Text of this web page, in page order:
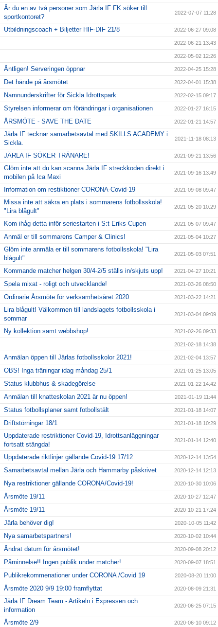
Är du en av två personer som Järla IF FK söker till
sportkontoret?
2022-07-07 11:28
Utbildningscoach + Biljetter HIF-DIF 21/8 2022-06-27 09:08
2022-06-21 13:43
2022-05-02 12:26
Äntligen! Serveringen öppnar 2022-04-25 15:28
Det hände på årsmötet 2022-04-01 15:38
Namnunderskrifter för Sickla Idrottspark 2022-02-15 09:17
Styrelsen informerar om förändringar i organisationen 2022-01-27 16:15
ÅRSMÖTE - SAVE THE DATE 2022-01-21 14:57
Järla IF tecknar samarbetsavtal med SKILLS ACADEMY i
Sickla.
2021-11-18 08:13
JÄRLA IF SÖKER TRÄNARE! 2021-09-21 13:56
Glöm inte att du kan scanna Järla IF streckkoden direkt i
mobilen på Ica Maxi
2021-09-16 13:49
Information om restiktioner CORONA-Covid-19 2021-09-08 09:47
Missa inte att säkra en plats i sommarens fotbollsskola!
"Lira blågult"
2021-05-20 10:29
Kom ihåg detta inför seriestarten i S:t Eriks-Cupen 2021-05-07 09:47
Anmäl er till sommarens Camper & Clinics! 2021-05-04 10:27
Glöm inte anmäla er till sommarens fotbollsskola! "Lira
blågult"
2021-05-03 07:51
Kommande matcher helgen 30/4-2/5 ställs in/skjuts upp! 2021-04-27 10:21
Spela mixat - roligt och utvecklande! 2021-03-26 08:50
Ordinarie Årsmöte för verksamhetsåret 2020 2021-03-22 14:21
Lira blågult! Välkommen till landslagets fotbollsskola i
sommar
2021-03-04 09:09
Ny kollektion samt webbshop! 2021-02-26 09:33
2021-02-18 14:38
Anmälan öppen till Järlas fotbollsskolor 2021! 2021-02-04 13:57
OBS! Inga träningar idag måndag 25/1 2021-01-25 13:05
Status klubbhus & skadegörelse 2021-01-22 14:42
Anmälan till knatteskolan 2021 är nu öppen! 2021-01-19 11:44
Status fotbollsplaner samt fotbollstält 2021-01-18 14:07
Driftstörningar 18/1 2021-01-18 10:29
Uppdaterade restriktioner Covid-19, Idrottsanläggningar
fortsatt stängda!
2021-01-14 12:40
Uppdaterade riktlinjer gällande Covid-19 17/12 2020-12-14 13:54
Samarbetsavtal mellan Järla och Hammarby påskrivet 2020-12-14 12:13
Nya restriktioner gällande CORONA/Covid-19! 2020-10-30 10:06
Årsmöte 19/11 2020-10-27 12:47
Årsmöte 19/11 2020-10-21 17:24
Järla behöver dig! 2020-10-05 11:42
Nya samarbetspartners! 2020-10-02 10:44
Ändrat datum för årsmötet! 2020-09-08 20:12
Påminnelse!! Ingen publik under matcher! 2020-09-07 18:51
Publikrekommenationer under CORONA /Covid 19 2020-08-20 11:00
Årsmöte 2020 9/9 19:00 framflyttat 2020-08-09 21:31
Järla IF Dream Team - Artikeln i Expressen och
information
2020-06-25 07:15
Årsmöte 2/9 2020-06-10 09:12